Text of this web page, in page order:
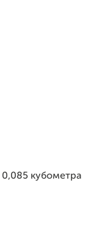
кубометра